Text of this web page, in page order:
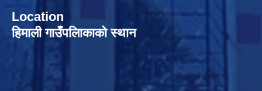
Location
हिमाली गाउँपलािकाको स्थान